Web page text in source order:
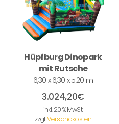
Hüpfburg Dinopark
mit Rutsche
6,30 x 6,30 x 5,20 m
3.024,20€
inkl. 20 % MwSt.
zzgl.Versandkosten